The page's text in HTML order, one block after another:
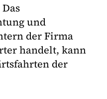
und
der Firma
handelt, kann
der